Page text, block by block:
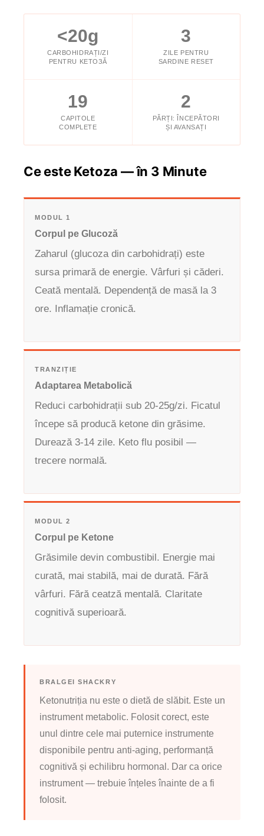
<20g
CARBOHIDRAȚI/ZI
PENTRU KETOЗĂ
3
ZILE PENTRU
SARDINE RESET
19
CAPITOLE
COMPLETE
2
PĂRȚI: ÎNCEPĂTORI
ȘI AVANSAȚI
Ce este Ketoza — în 3 Minute
MODUL 1
Corpul pe Glucoză
Zaharul (glucoza din carbohidrați) este
sursa primară de energie. Vârfuri și căderi.
Ceată mentală. Dependență de masă la 3
ore. Inflamație cronică.
TRANZIȚIE
Adaptarea Metabolică
Reduci carbohidrații sub 20-25g/zi. Ficatul
începe să producă ketone din grăsime.
Durează 3-14 zile. Keto flu posibil —
trecere normală.
MODUL 2
Corpul pe Ketone
Grăsimile devin combustibil. Energie mai
curată, mai stabilă, mai de durată. Fără
vârfuri. Fără ceatză mentală. Claritate
cognitivă superioară.
BRALGEI SHACKRY
Ketonutriția nu este o dietă de slăbit. Este un
instrument metabolic. Folosit corect, este
unul dintre cele mai puternice instrumente
disponibile pentru anti-aging, performanță
cognitivă și echilibru hormonal. Dar ca orice
instrument — trebuie înțeles înainte de a fi
folosit.